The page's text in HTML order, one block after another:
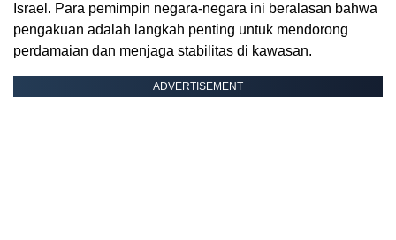
Israel. Para pemimpin negara-negara ini beralasan bahwa
pengakuan adalah langkah penting untuk mendorong
perdamaian dan menjaga stabilitas di kawasan.
ADVERTISEMENT